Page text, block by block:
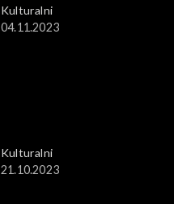
Kulturalni
04.11.2023
Kulturalni
21.10.2023